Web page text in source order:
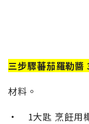
三步驟蕃茄羅勒
材料。
• 1大匙 烹飪用